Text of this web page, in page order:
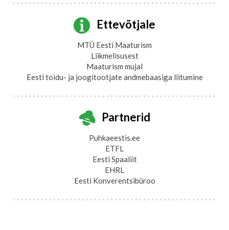
Ettevõtjale
MTÜ Eesti Maaturism
Liikmelisusest
Maaturism mujal
Eesti toidu- ja joogitootjate andmebaasiga liitumine
Partnerid
Puhkaeestis.ee
ETFL
Eesti Spaaliit
EHRL
Eesti Konverentsibüroo